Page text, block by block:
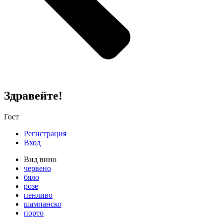
Здравейте!
Гост
Регистрация
Вход
Вид вино
червено
бяло
розе
пенливо
шампанско
порто